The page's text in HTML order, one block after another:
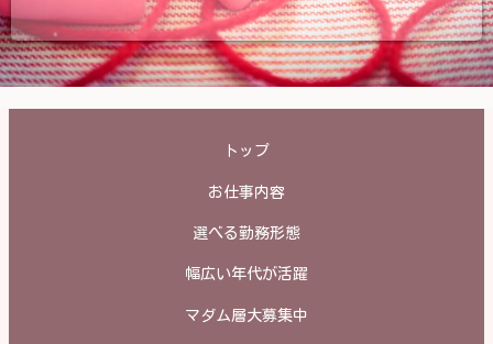
トップ
お仕事内容
選べる勤務形態
幅広い年代が活躍
マダム層大募集中